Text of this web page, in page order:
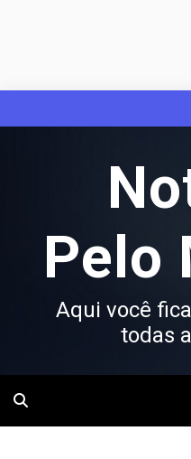
to
Pelo
Aqui você
todas